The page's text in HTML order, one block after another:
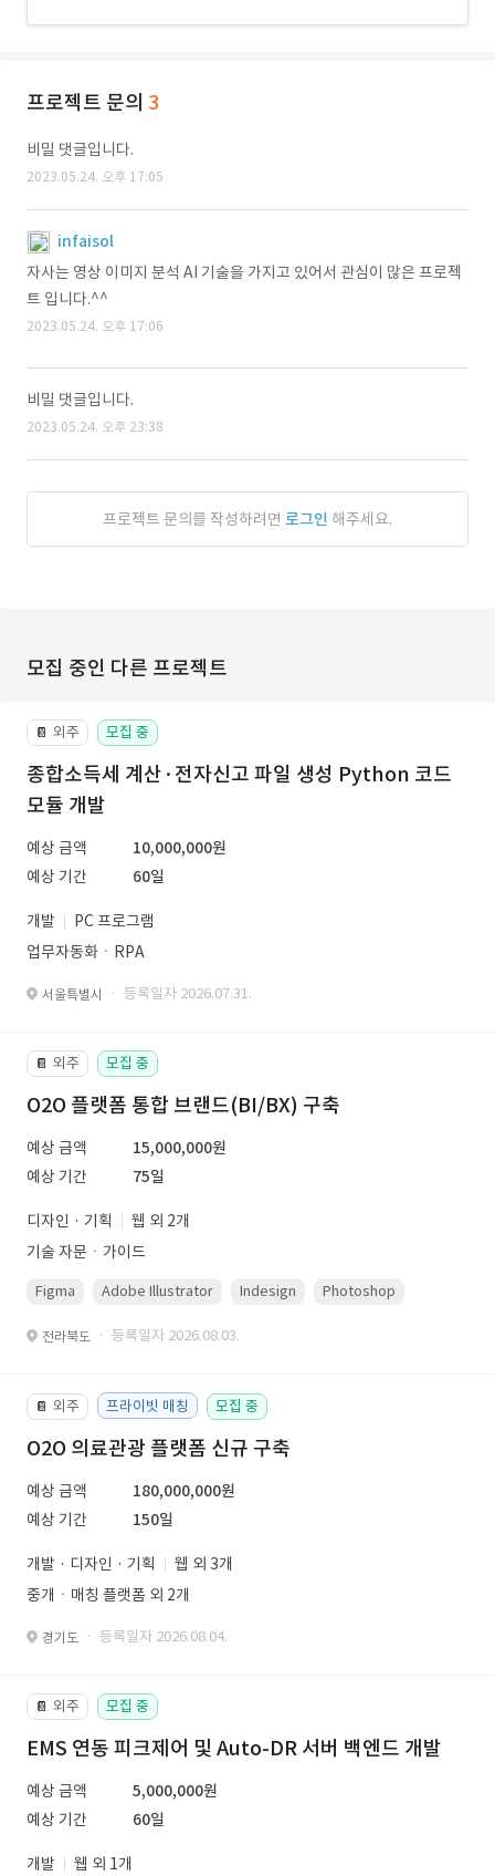
프로젝트 문의 3
비밀 댓글입니다.
2023.05.24. 오후 17:05
infaisol
자사는 영상 이미지 분석 AI 기술을 가지고 있어서 관심이 많은 프로젝
트 입니다.^^
2023.05.24. 오후 17:06
비밀 댓글입니다.
2023.05.24. 오후 23:38
프로젝트 문의를 작성하려면 로그인 해주세요.
모집 중인 다른 프로젝트
📔 외주 모집 중
종합소득세 계산·전자신고 파일 생성 Python 코드
모듈 개발
예상 금액
10,000,000원
예상 기간
60일
개발
PC 프로그램
업무자동화ㆍRPA
서울특별시 · 등록일자 2026.07.31.
📔 외주 모집 중
O2O 플랫폼 통합 브랜드(BI/BX) 구축
예상 금액
15,000,000원
예상 기간
75일
디자인 · 기획
웹 외 2개
기술 자문ㆍ가이드
Figma Adobe Illustrator Indesign Photoshop
전라북도 · 등록일자 2026.08.03.
📔 외주 프라이빗 매칭 모집 중
O2O 의료관광 플랫폼 신규 구축
예상 금액
180,000,000원
예상 기간
150일
개발 · 디자인 · 기획
웹 외 3개
중개ㆍ매칭 플랫폼 외 2개
경기도 · 등록일자 2026.08.04.
📔 외주 모집 중
EMS 연동 피크제어 및 Auto-DR 서버 백엔드 개발
예상 금액
5,000,000원
예상 기간
60일
개발
웹 외 1개